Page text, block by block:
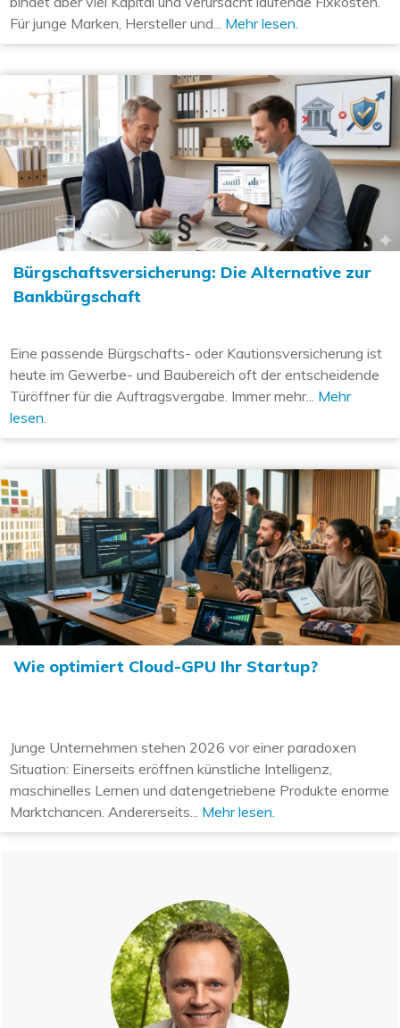
Für junge Marken, Hersteller und... Mehr lesen.
Bürgschaftsversicherung: Die Alternative zur
Bankbürgschaft
Eine passende Bürgschafts- oder Kautionsversicherung ist
heute im Gewerbe- und Baubereich oft der entscheidende
Türöffner für die Auftragsvergabe. Immer mehr... Mehr
lesen.
Wie optimiert Cloud-GPU Ihr Startup?
Junge Unternehmen stehen 2026 vor einer paradoxen
Situation: Einerseits eröffnen künstliche Intelligenz,
maschinelles Lernen und datengetriebene Produkte enorme
Marktchancen. Andererseits... Mehr lesen.